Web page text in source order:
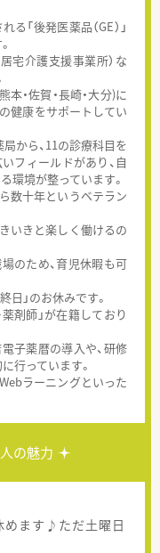
「後発医薬品（GE）」
宅介護支援事業所）な
・佐賀・長崎・大分)に
健康をサポートしてい
から、11の診療科目を
フィールドがあり、自
環境が整っています。
数十年というベテラン
いきと楽しく働けるの
のため、育児休暇も可
」のお休みです。
剤師」が在籍しており
子薬暦の導入や、研修
行っています。
ラーニングといった
の魅力
めます♪ただ土曜日